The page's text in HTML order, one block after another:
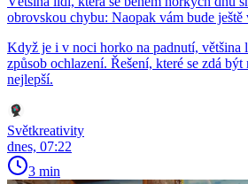
obrovskou chybu: Naopak vám bude ještě
Když je i v noci horko na padnutí, většina
způsob ochlazení. Řešení, které se zdá
nejlepší.
Světkreativity
dnes, 07:22
3 min